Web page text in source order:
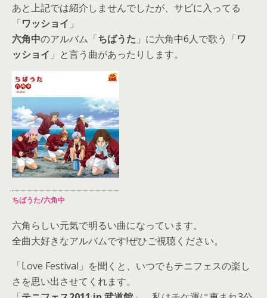
あと上記では紹介しませんでしたが、サビに入ってる
「ワッショイ 」
六角中のアルバム「ちばうた 」に六角中6人で歌う「ワ
ッショイ 」と言う曲があったりします。
ちばうた/六角中
六角らしい元気で明るい曲になっています。
全曲大好きなアルバムです!ぜひご視聴ください。
「Love Festival」を聞くと、いつでもテニフェスの楽し
さを思い出させてくれます。